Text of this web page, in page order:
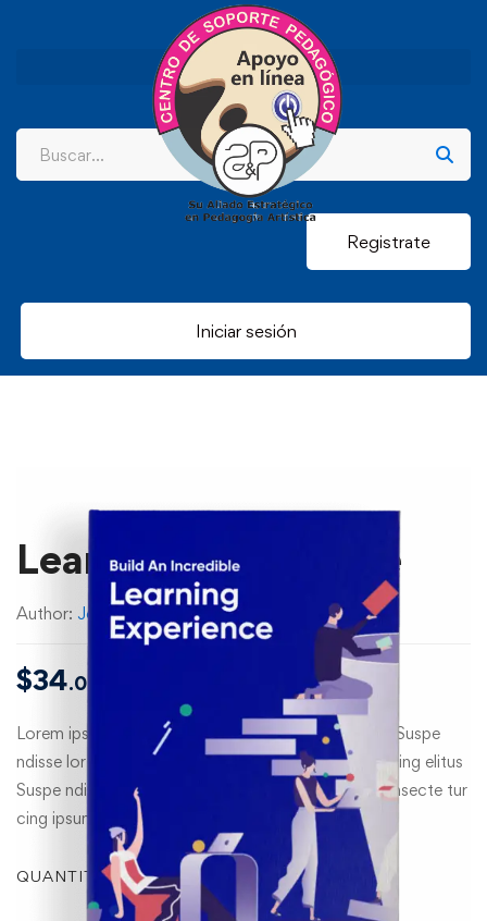
Registrate
Iniciar sesión
Learning Experience
Author: John Doe
$34.00
Lorem ipsum dolor sit amet, consecte tur cing elit. Suspe
ndisse lor sit amet, consecte tur cing esuscipit tur cing elitus
Suspe ndisse suscipit tur cing elitus lor sit amet, consecte tur
cing ipsum…
QUANTITY